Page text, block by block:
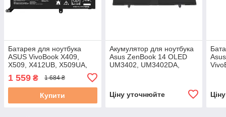
Батарея для ноутбука
ASUS VivoBook X409,
X509, X412UB, X509UA,
7.6V 32Wh
1 559 ₴ 1 684 ₴
Купити
Акумулятор для ноутбука
Asus ZenBook 14 OLED
UM3402, UM3402DA,
Ціну уточнюйте